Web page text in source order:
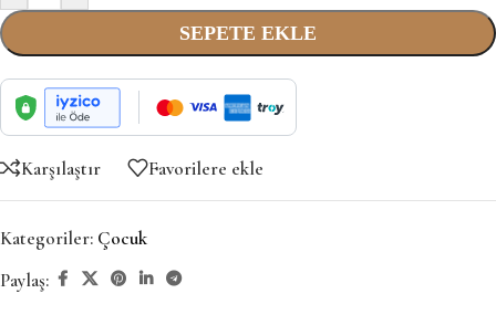
SEPETE EKLE
Karşılaştır Favorilere ekle
Kategoriler: Çocuk
Paylaş: